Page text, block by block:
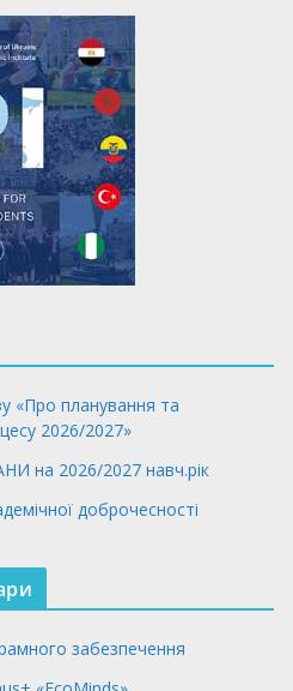
«Про планування та
2026/2027»
на 2026/2027 навч.рік
доброчесності
забезпечення